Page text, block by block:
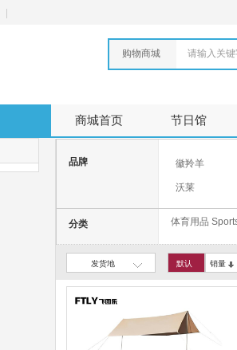
购物商城 请输入关
商城首页 节日馆
品牌 徽羚羊
沃莱
何大屋
大迈
Yottoy
分类 体育用品
发货地 默认 销量